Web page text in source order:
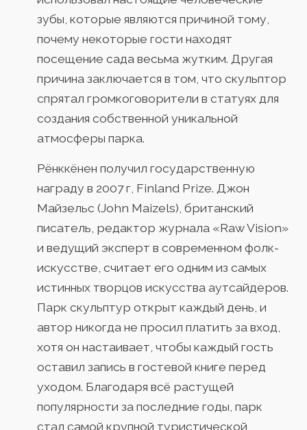
зубы, которые являются причиной тому,
почему некоторые гости находят
посещение сада весьма жутким. Другая
причина заключается в том, что скульптор
спрятал громкоговорители в статуях для
создания собственной уникальной
атмосферы парка.
Рёнккёнен получил государственную
награду в 2007 г, Finland Prize. Джон
Майзельс (John Maizels), британский
писатель, редактор журнала «Raw Vision»
и ведущий эксперт в современном фолк-
искусстве, считает его одним из самых
истинных творцов искусства аутсайдеров.
Парк скульптур открыт каждый день, и
автор никогда не просил платить за вход,
хотя он настаивает, чтобы каждый гость
оставил запись в гостевой книге перед
уходом. Благодаря всё растущей
популярности за последние годы, парк
стал самой крупной туристической